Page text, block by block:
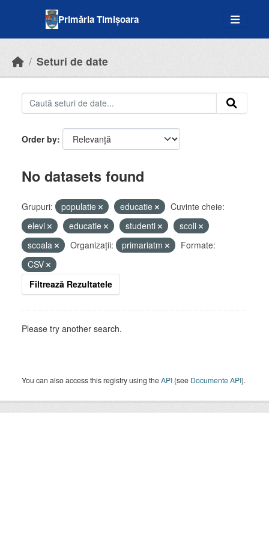
Primăria Timișoara
Seturi de date
Order by
No datasets found
Grupuri: populatie educatie
Cuvinte cheie:
elevi
educatie studenti
scoli
scoala
Organizații: primariatm
Formate:
CSV
Filtrează Rezultatele
Please try another search.
You can also access this registry using theAPI (see Documente API).